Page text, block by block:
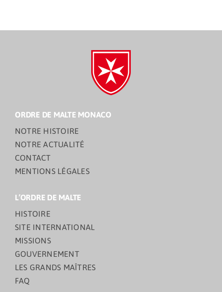
ORDRE DE MALTE MONACO
NOTRE HISTOIRE
NOTRE ACTUALITÉ
CONTACT
MENTIONS LÉGALES
L’ORDRE DE MALTE
HISTOIRE
SITE INTERNATIONAL
MISSIONS
GOUVERNEMENT
LES GRANDS MAÎTRES
FAQ